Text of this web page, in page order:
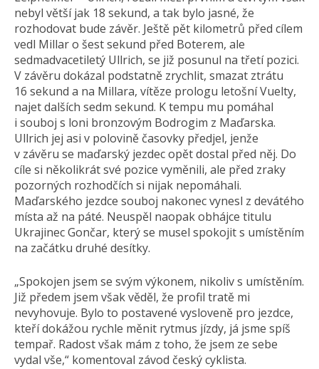
nebyl větší jak 18 sekund, a tak bylo jasné, že
rozhodovat bude závěr. Ještě pět kilometrů před cílem
vedl Millar o šest sekund před Boterem, ale
sedmadvacetiletý Ullrich, se již posunul na třetí pozici.
V závěru dokázal podstatně zrychlit, smazat ztrátu
16 sekund a na Millara, vítěze prologu letošní Vuelty,
najet dalších sedm sekund. K tempu mu pomáhal
i souboj s loni bronzovým Bodrogim z Maďarska.
Ullrich jej asi v polovině časovky předjel, jenže
v závěru se maďarský jezdec opět dostal před něj. Do
cíle si několikrát své pozice vyměnili, ale před zraky
pozorných rozhodčích si nijak nepomáhali.
Maďarského jezdce souboj nakonec vynesl z devátého
místa až na páté. Neuspěl naopak obhájce titulu
Ukrajinec Gončar, který se musel spokojit s umístěním
na začátku druhé desítky.
„Spokojen jsem se svým výkonem, nikoliv s umístěním.
Již předem jsem však věděl, že profil tratě mi
nevyhovuje. Bylo to postavené vysloveně pro jezdce,
kteří dokážou rychle měnit rytmus jízdy, já jsme spíš
tempař. Radost však mám z toho, že jsem ze sebe
vydal vše,“ komentoval závod český cyklista.